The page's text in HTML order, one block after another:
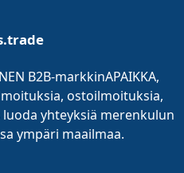
B2B-markkinAPAIKKA,
ostoilmoituksia,
yhteyksiä merenkulun
ympäri maailmaa.